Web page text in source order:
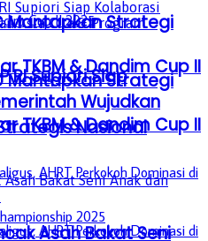
Mantapkan Strategi
TKBM & Dandim Cup II
Mantapkan Strategi
TKBM & Dandim Cup II
RI Supiori Siap
Wujudkan
Nasional
Asah Bakat Seni